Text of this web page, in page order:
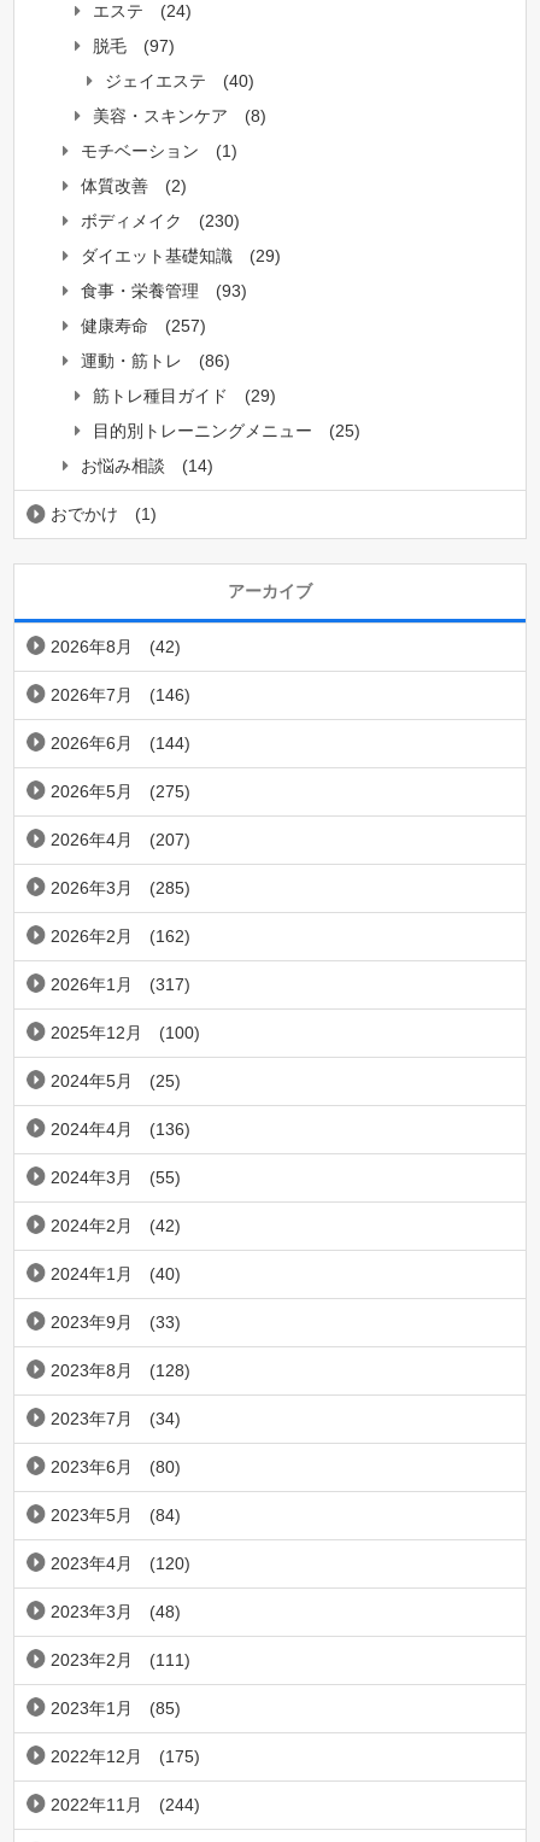
エステ
(24)
脱毛
(97)
ジェイエステ
(40)
美容・スキンケア
(8)
モチベーション
(1)
体質改善
(2)
ボディメイク
(230)
ダイエット基礎知識
(29)
食事・栄養管理
(93)
健康寿命
(257)
運動・筋トレ
(86)
筋トレ種目ガイド
(29)
目的別トレーニングメニュー
(25)
お悩み相談
(14)
おでかけ (1)
アーカイブ
2026年8月 (42)
2026年7月 (146)
2026年6月 (144)
2026年5月 (275)
2026年4月 (207)
2026年3月 (285)
2026年2月 (162)
2026年1月 (317)
2025年12月 (100)
2024年5月 (25)
2024年4月 (136)
2024年3月 (55)
2024年2月 (42)
2024年1月 (40)
2023年9月 (33)
2023年8月 (128)
2023年7月 (34)
2023年6月 (80)
2023年5月 (84)
2023年4月 (120)
2023年3月 (48)
2023年2月 (111)
2023年1月 (85)
2022年12月 (175)
2022年11月 (244)